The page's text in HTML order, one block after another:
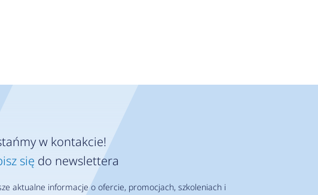
w kontakcie!
się do newslettera
aktualne informacje o ofercie, promocjach, szkoleniach i